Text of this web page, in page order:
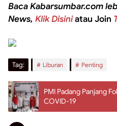
Baca Kabarsumbar.com
News, Klik Disiniatau Join
Tag: Liburan Penting
PMI Padang Panjang
COVID-19